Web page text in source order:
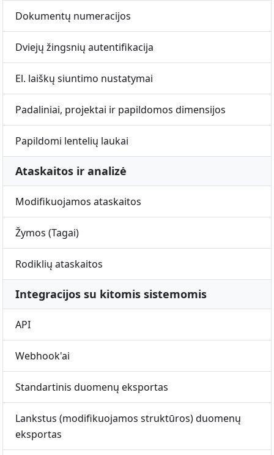
Dokumentų numeracijos
Dviejų žingsnių autentifikacija
El. laiškų siuntimo nustatymai
Padaliniai, projektai ir papildomos dimensijos
Papildomi lentelių laukai
Ataskaitos ir analizė
Modifikuojamos ataskaitos
Žymos (Tagai)
Rodiklių ataskaitos
Integracijos su kitomis sistemomis
API
Webhook'ai
Standartinis duomenų eksportas
Lankstus (modifikuojamos struktūros) duomenų
eksportas